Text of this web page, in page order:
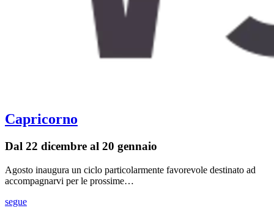
Capricorno
Dal 22 dicembre al 20 gennaio
Agosto inaugura un ciclo particolarmente favorevole destinato ad
accompagnarvi per le prossime…
segue